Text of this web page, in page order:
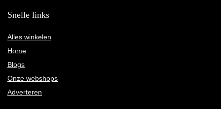
Snelle links
Alles winkelen
Home
Blogs
Onze webshops
Adverteren
Verklaringen